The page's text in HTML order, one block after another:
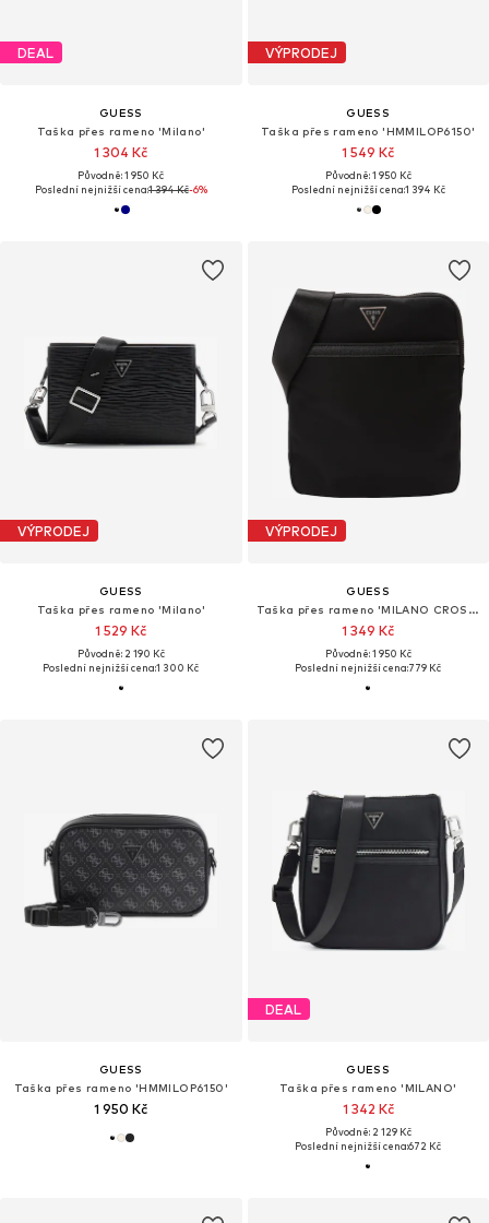
DEAL
GUESS
Taška přes rameno 'Milano'
1 304 Kč
Původně: 1 950 Kč
Poslední nejnižší cena:1 394 Kč-6%
VÝPRODEJ
GUESS
Taška přes rameno 'HMMILOP6150'
1 549 Kč
Původně: 1 950 Kč
Poslední nejnižší cena:1 394 Kč
VÝPRODEJ
GUESS
Taška přes rameno 'Milano'
1 529 Kč
Původně: 2 190 Kč
Poslední nejnižší cena:1 300 Kč
VÝPRODEJ
GUESS
Taška přes rameno 'MILANO CROSSBODY FLAT'
1 349 Kč
Původně: 1 950 Kč
Poslední nejnižší cena:779 Kč
GUESS
Taška přes rameno 'HMMILOP6150'
1 950 Kč
DEAL
GUESS
Taška přes rameno 'MILANO'
1 342 Kč
Původně: 2 129 Kč
Poslední nejnižší cena:672 Kč